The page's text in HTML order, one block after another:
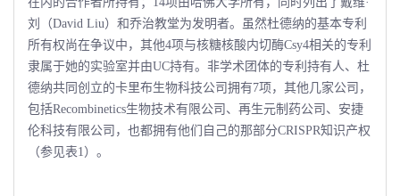
刘（David Liu）和乔治教堂为发明者。虽然杜德纳的基本专利
所有权尚在争议中，其他4项与核糖核酸内切酶Csy4相关的专利
隶属于她的实验室并由UC持有。非学术团体的专利持有人、杜
德纳共同创立的卡里布生物科技公司拥有7项，其他几家公司，
包括Recombinetics生物技术有限公司、再生元制药公司、安捷
伦科技有限公司，也都拥有他们自己的那部分CRISPR知识产权
（参见表1）。